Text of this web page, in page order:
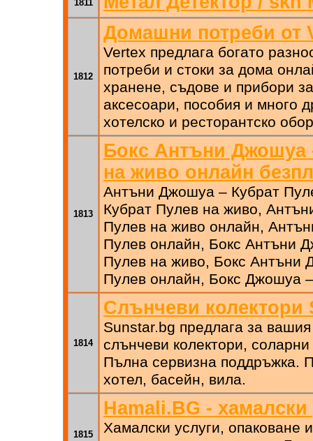
1811
1812
Домашни потреби от
Vertex предлага богато
потреби и стоки за дома
хранене, съдове и прибори
аксесоари, пособия и много
хотелско и ресторантско
1813
Бокс Антъни Джошуа
на живо онлайн
Антъни Джошуа – Кубрат
Кубрат Пулев на живо,
Пулев на живо онлайн,
Пулев онлайн, Бокс Антъни
Пулев на живо, Бокс Антъни
Пулев онлайн, Бокс Джошуа
1814
Слънчеви колектори
Sunstar.bg предлага за
слънчеви колектори,
Пълна сервизна поддръжка.
хотел, басейн, вила.
1815
Hamali.BG - хамалски
Хамалски услуги, опаковане